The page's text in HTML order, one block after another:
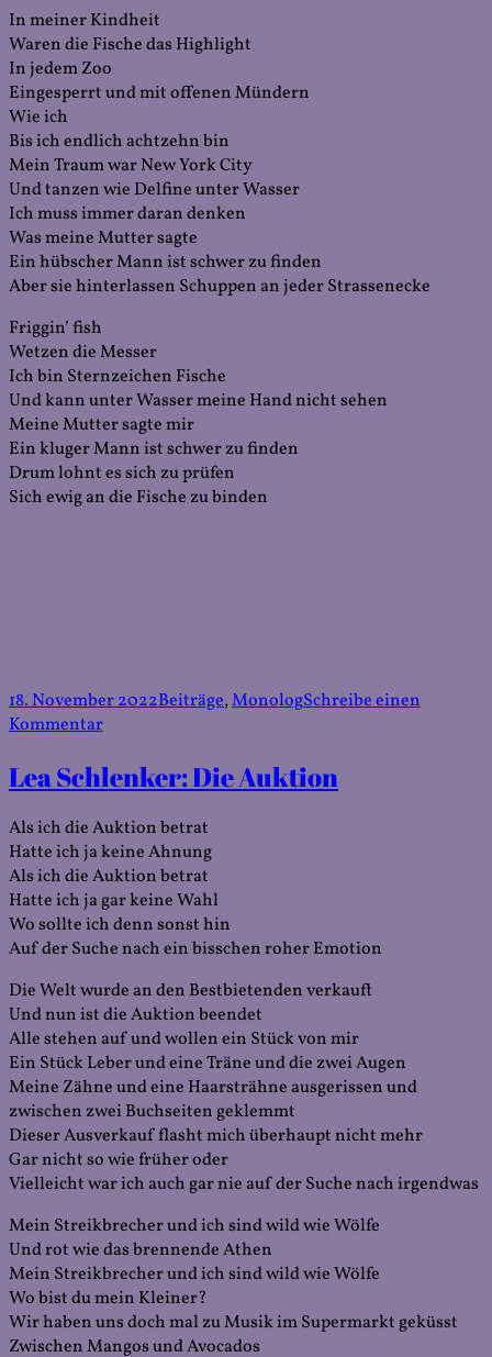
In meiner Kindheit
Waren die Fische das Highlight
In jedem Zoo
Eingesperrt und mit offenen Mündern
Wie ich
Bis ich endlich achtzehn bin
Mein Traum war New York City
Und tanzen wie Delfine unter Wasser
Ich muss immer daran denken
Was meine Mutter sagte
Ein hübscher Mann ist schwer zu finden
Aber sie hinterlassen Schuppen an jeder Strassenecke
Friggin’ fish
Wetzen die Messer
Ich bin Sternzeichen Fische
Und kann unter Wasser meine Hand nicht sehen
Meine Mutter sagte mir
Ein kluger Mann ist schwer zu finden
Drum lohnt es sich zu prüfen
Sich ewig an die Fische zu binden
Veröffentlicht
am
18. November 2022Kategorien
Beiträge,MonologSchreibe einen
Kommentarzu
Schlenker:
Weird
Fish
on
Land
Lea Schlenker: Die Auktion
Als ich die Auktion betrat
Hatte ich ja keine Ahnung
Als ich die Auktion betrat
Hatte ich ja gar keine Wahl
Wo sollte ich denn sonst hin
Auf der Suche nach ein bisschen roher Emotion
Die Welt wurde an den Bestbietenden verkauft
Und nun ist die Auktion beendet
Alle stehen auf und wollen ein Stück von mir
Ein Stück Leber und eine Träne und die zwei Augen
Meine Zähne und eine Haarsträhne ausgerissen und
zwischen zwei Buchseiten geklemmt
Dieser Ausverkauf flasht mich überhaupt nicht mehr
Gar nicht so wie früher oder
Vielleicht war ich auch gar nie auf der Suche nach irgendwas
Mein Streikbrecher und ich sind wild wie Wölfe
Und rot wie das brennende Athen
Mein Streikbrecher und ich sind wild wie Wölfe
Wo bist du mein Kleiner?
Wir haben uns doch mal zu Musik im Supermarkt geküsst
Zwischen Mangos und Avocados